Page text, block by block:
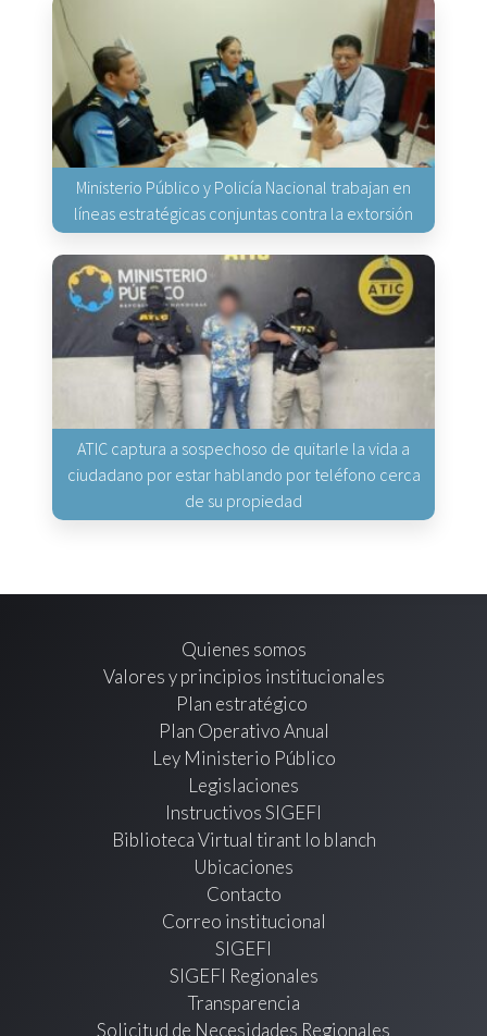
Ministerio Público y Policía Nacional trabajan en
líneas estratégicas conjuntas contra la extorsión
ATIC captura a sospechoso de quitarle la vida a
ciudadano por estar hablando por teléfono cerca
de su propiedad
Quienes somos
Valores y principios institucionales
Plan estratégico
Plan Operativo Anual
Ley Ministerio Público
Legislaciones
Instructivos SIGEFI
Biblioteca Virtual tirant lo blanch
Ubicaciones
Contacto
Correo institucional
SIGEFI
SIGEFI Regionales
Transparencia
Solicitud de Necesidades Regionales